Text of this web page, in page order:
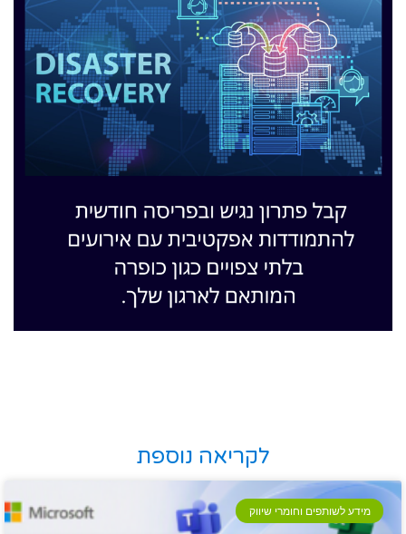
לקריאה נוספת
מידע לשותפים וחומרי שיווק